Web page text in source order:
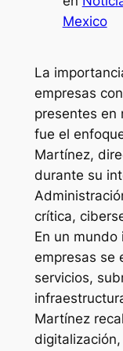
Mexico
La
empresas
presentes en
fue el
Martínez,
durante su
crítica,
En un
empresas se
servicios,
Martínez